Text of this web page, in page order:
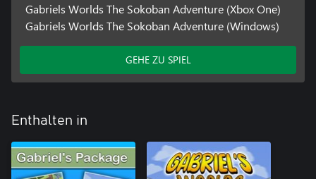
Gabriels Worlds The Sokoban Adventure (Xbox One)
Gabriels Worlds The Sokoban Adventure (Windows)
GEHE ZU SPIEL
Enthalten in